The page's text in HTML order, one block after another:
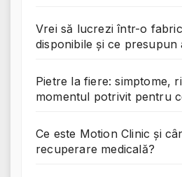
Vrei să lucrezi într-o
disponibile și ce presupun
Pietre la fiere: simptome,
momentul potrivit pentru
Ce este Motion Clinic și
recuperare medicală?